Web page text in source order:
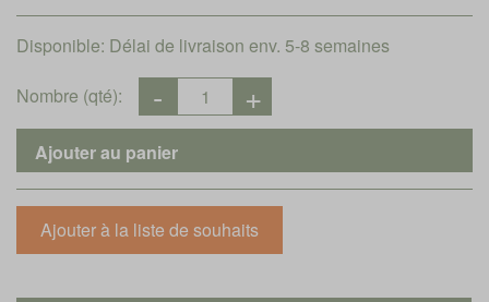
Disponible: Délai de livraison env. 5-8 semaines
Nombre (qté):